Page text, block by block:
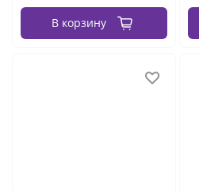
В корзину